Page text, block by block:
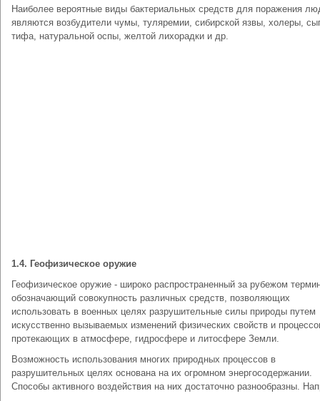
Наиболее вероятные виды бактериальных средств для поражения
являются возбудители чумы, туляремии, сибирской язвы, холеры,
тифа, натуральной оспы, желтой лихорадки и др.
1.4. Геофизическое оружие
Геофизическое оружие - широко распространенный за рубежом
обозначающий совокупность различных средств, позволяющих
использовать в военных целях разрушительные силы природы путем
искусственно вызываемых изменений физических свойств и
протекающих в атмосфере, гидросфере и литосфере Земли.
Возможность использования многих природных процессов в
разрушительных целях основана на их огромном энергосодержании.
Способы активного воздействия на них достаточно разнообразны.